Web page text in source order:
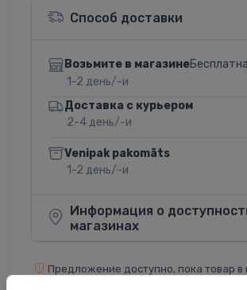
Способ доставки
Возьмите в магазине
1-2 день/-и
Доставка с курьером
2-4 день/-и
Venipak pakomāts
1-2 день/-и
Информация о
магазинах
Предложение доступно, пока товар в